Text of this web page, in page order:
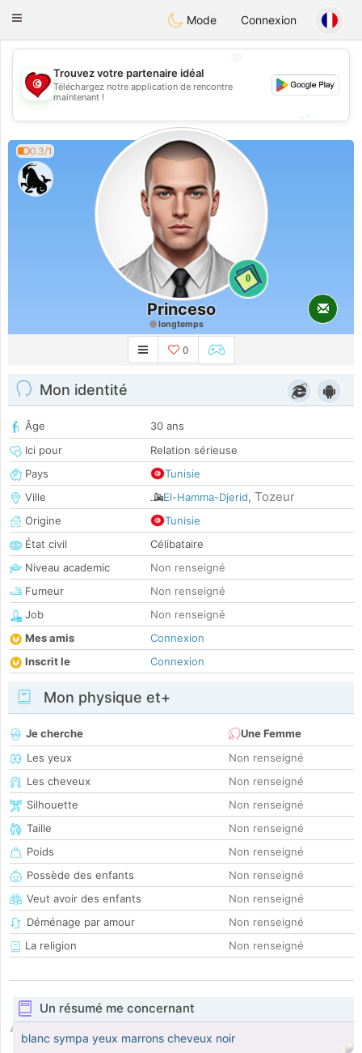
Tunisia Dating
Toggle
Mode Connexion
💖
💕
Trouvez votre partenaire idéal
Téléchargez notre application de rencontre
maintenant !
0.3/1
0
Princeso
longtemps
0
Mon identité
Âge
30 ans
Ici pour
Relation sérieuse
Pays
Tunisie
Ville
El-Hamma-Djerid, Tozeur
Origine
Tunisie
État civil
Célibataire
Niveau academic
Non renseigné
Fumeur
Non renseigné
Job
Non renseigné
Mes amis
Connexion
Inscrit le
Connexion
Mon physique et+
Je cherche
Une Femme
Les yeux
Non renseigné
Les cheveux
Non renseigné
Silhouette
Non renseigné
Taille
Non renseigné
Poids
Non renseigné
Possède des enfants
Non renseigné
Veut avoir des enfants
Non renseigné
Déménage par amour
Non renseigné
La religion
Non renseigné
Un résumé me concernant
blanc sympa yeux marrons cheveux noir